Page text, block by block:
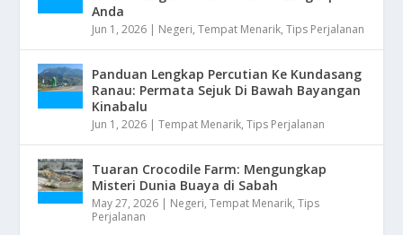
Anda
Jun 1, 2026 | Negeri,Tempat Menarik,Tips Perjalanan
Panduan Lengkap Percutian Ke Kundasang
Ranau: Permata Sejuk Di Bawah Bayangan
Kinabalu
Jun 1, 2026 |Tempat Menarik,Tips Perjalanan
Tuaran Crocodile Farm: Mengungkap
Misteri Dunia Buaya di Sabah
May 27, 2026 | Negeri,Tempat Menarik,Tips
Perjalanan